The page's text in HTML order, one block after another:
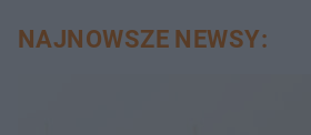
NAJNOWSZE NEWSY: